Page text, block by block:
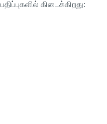
பதிப்புகளில் கிடைக்கிறது: